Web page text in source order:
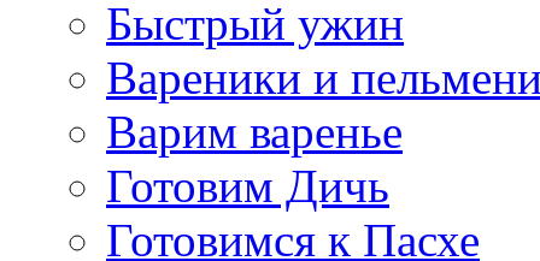
Быстрый ужин
Вареники и
Варим варенье
Готовим Дичь
Готовимся к Пасхе